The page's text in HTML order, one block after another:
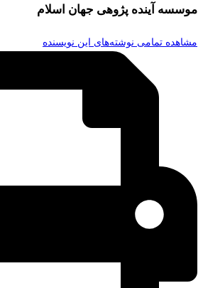
موسسه آینده پژوهی جهان اسلام
مشاهده تمامی نوشته‌های این نویسنده